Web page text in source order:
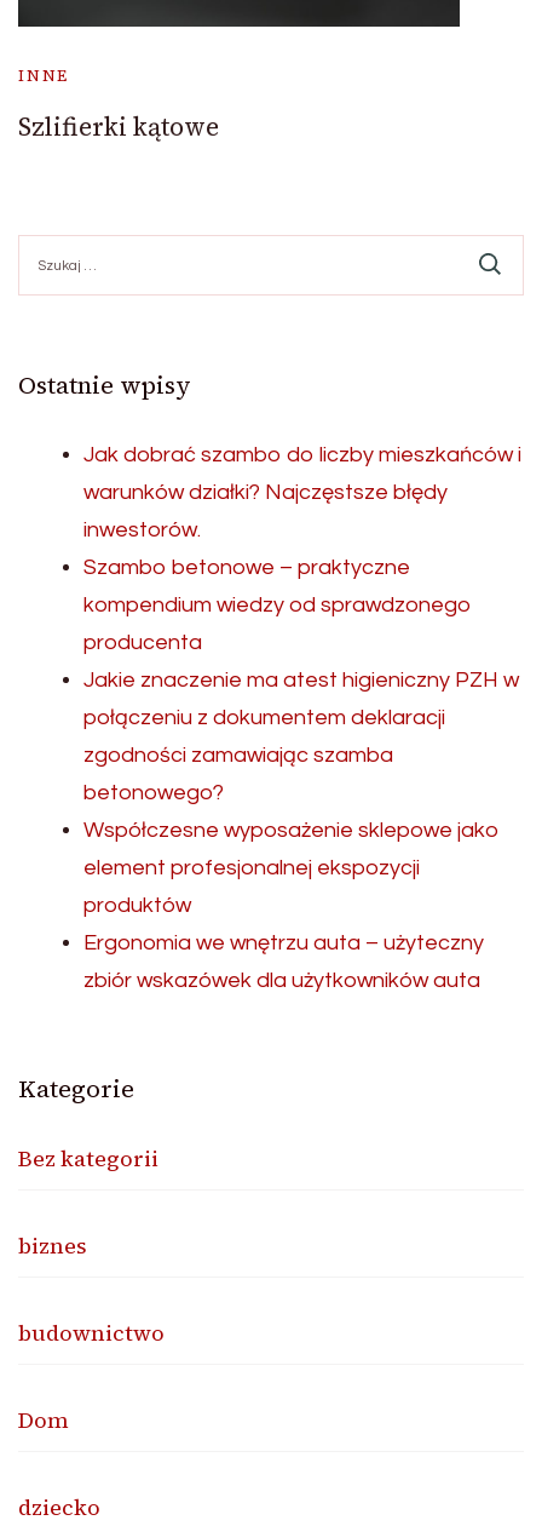
INNE
Szlifierki kątowe
Ostatnie wpisy
Jak dobrać szambo do liczby mieszkańców i
warunków działki? Najczęstsze błędy
inwestorów.
Szambo betonowe – praktyczne
kompendium wiedzy od sprawdzonego
producenta
Jakie znaczenie ma atest higieniczny PZH w
połączeniu z dokumentem deklaracji
zgodności zamawiając szamba
betonowego?
Współczesne wyposażenie sklepowe jako
element profesjonalnej ekspozycji
produktów
Ergonomia we wnętrzu auta – użyteczny
zbiór wskazówek dla użytkowników auta
Kategorie
Bez kategorii
biznes
budownictwo
Dom
dziecko